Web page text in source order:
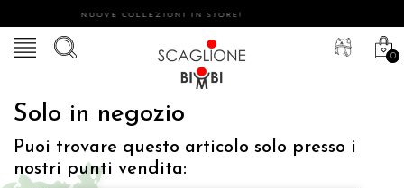
NUOVE COLLEZIONI IN STORE!
0
Solo in negozio
Puoi trovare questo articolo solo presso i
nostri punti vendita: